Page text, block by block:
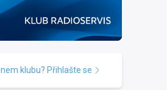
klubu? Přihlašte se